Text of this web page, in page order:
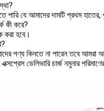
পারি যে আমাদের দামটি প্রথম
কী করে?
হবে।
পণ্য কিনতে না পারেন তবে আমরা
ডেলিভারি চার্জ নমুনার